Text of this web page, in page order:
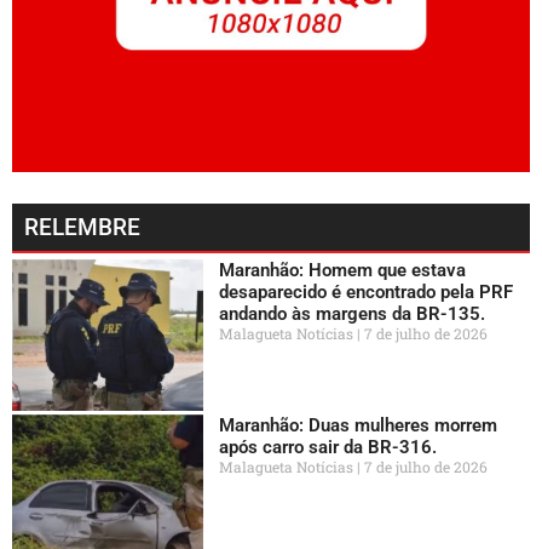
RELEMBRE
Maranhão: Homem que estava
desaparecido é encontrado pela PRF
andando às margens da BR-135.
Malagueta Notícias 7 de julho de 2026
Maranhão: Duas mulheres morrem
após carro sair da BR-316.
Malagueta Notícias 7 de julho de 2026